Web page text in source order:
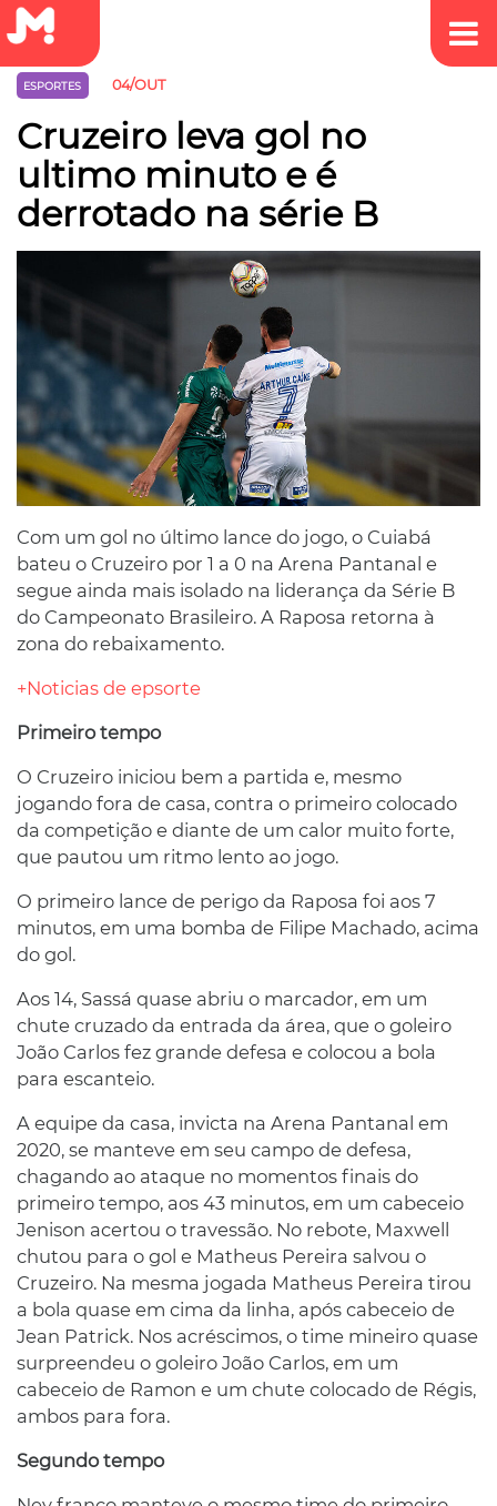
ESPORTES 04/OUT
Cruzeiro leva gol no
ultimo minuto e é
derrotado na série B
Com um gol no último lance do jogo, o Cuiabá
bateu o Cruzeiro por 1 a 0 na Arena Pantanal e
segue ainda mais isolado na liderança da Série B
do Campeonato Brasileiro. A Raposa retorna à
zona do rebaixamento.
+Noticias de epsorte
Primeiro tempo
O Cruzeiro iniciou bem a partida e, mesmo
jogando fora de casa, contra o primeiro colocado
da competição e diante de um calor muito forte,
que pautou um ritmo lento ao jogo.
O primeiro lance de perigo da Raposa foi aos 7
minutos, em uma bomba de Filipe Machado, acima
do gol.
Aos 14, Sassá quase abriu o marcador, em um
chute cruzado da entrada da área, que o goleiro
João Carlos fez grande defesa e colocou a bola
para escanteio.
A equipe da casa, invicta na Arena Pantanal em
2020, se manteve em seu campo de defesa,
chagando ao ataque no momentos finais do
primeiro tempo, aos 43 minutos, em um cabeceio
Jenison acertou o travessão. No rebote, Maxwell
chutou para o gol e Matheus Pereira salvou o
Cruzeiro. Na mesma jogada Matheus Pereira tirou
a bola quase em cima da linha, após cabeceio de
Jean Patrick. Nos acréscimos, o time mineiro quase
surpreendeu o goleiro João Carlos, em um
cabeceio de Ramon e um chute colocado de Régis,
ambos para fora.
Segundo tempo